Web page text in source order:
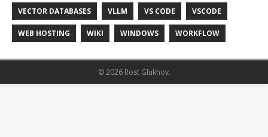
VECTOR DATABASES VLLM VS CODE VSCODE
WEB HOSTING WIKI WINDOWS WORKFLOW
© 2026 Rost Glukhov.